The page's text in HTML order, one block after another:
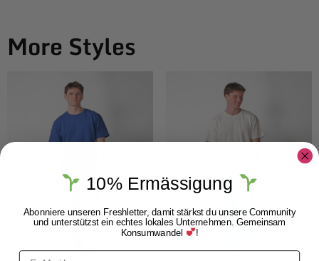
More Styles
10% Ermässigung
Abonniere unseren Freshletter, damit stärkst du unsere Community
und unterstützst ein echtes lokales Unternehmen. Gemeinsam
Konsumwandel !